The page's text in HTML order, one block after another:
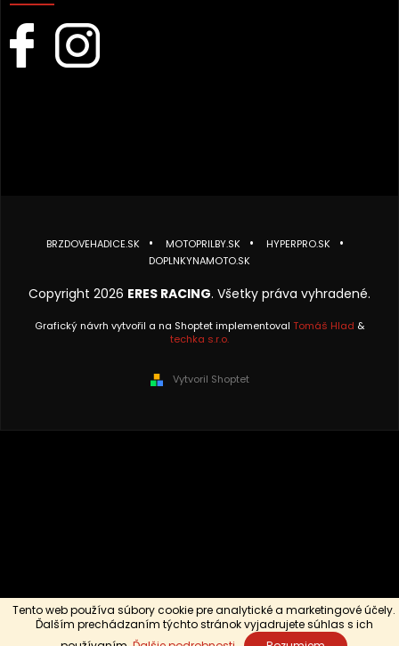
Tento web používa súbory cookie pre analytické a marketingové účely.
Ďalším prechádzaním týchto stránok vyjadrujete súhlas s ich
BRZDOVEHADICE.SK MOTOPRILBY.SK
HYPERPRO.SK
DOPLNKYNAMOTO.SK
Copyright 2026 ERES RACING. Všetky práva vyhradené.
Grafický návrh vytvořil a na Shoptet implementoval Tomáš Hlad &
techka s.r.o.
Vytvoril Shoptet